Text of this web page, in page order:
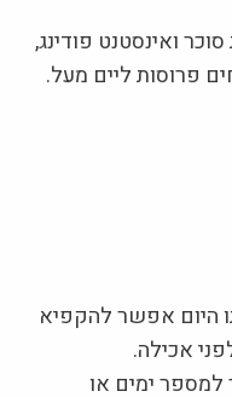
ואינסטנט פודינג,
פרוסות ליים מעל.
היום אפשר להקפיא
אכילה.
ימים או